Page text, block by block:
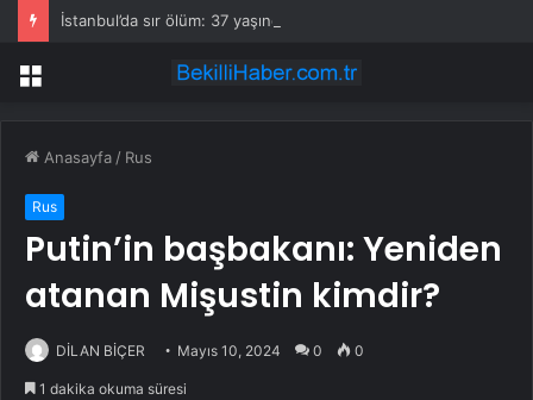
Menü
Anasayfa / Rus
Rus
Putin’in başbakanı: Yeniden
atanan Mişustin kimdir?
DİLAN BİÇER Mayıs 10, 2024 0 0
1 dakika okuma süresi